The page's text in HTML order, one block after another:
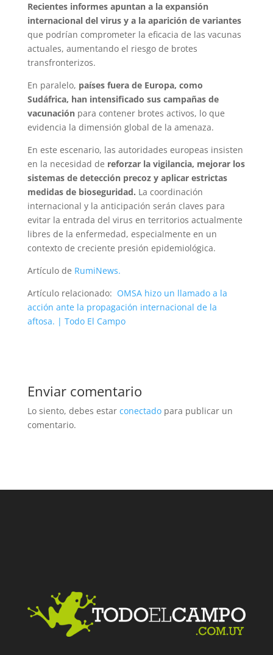
Recientes informes apuntan a la expansión
internacional del virus y a la aparición de variantes
que podrían comprometer la eficacia de las vacunas
actuales, aumentando el riesgo de brotes
transfronterizos.
En paralelo, países fuera de Europa, como
Sudáfrica, han intensificado sus campañas de
vacunaciónpara contener brotes activos, lo que
evidencia la dimensión global de la amenaza.
En este escenario, las autoridades europeas insisten
en la necesidad de reforzar la vigilancia, mejorar los
sistemas de detección precoz y aplicar estrictas
medidas de bioseguridad. La coordinación
internacional y la anticipación serán claves para
evitar la entrada del virus en territorios actualmente
libres de la enfermedad, especialmente en un
contexto de creciente presión epidemiológica.
Artículo de RumiNews.
Artículo relacionado: OMSA hizo un llamado a la
acción ante la propagación internacional de la
aftosa. | Todo El Campo
Enviar comentario
Lo siento, debes estar conectadopara publicar un
comentario.
Facebook